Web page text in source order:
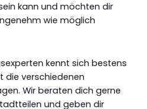
kann und möchten dir
wie möglich
kennt sich bestens
die verschiedenen
Wir beraten dich gerne
und geben dir